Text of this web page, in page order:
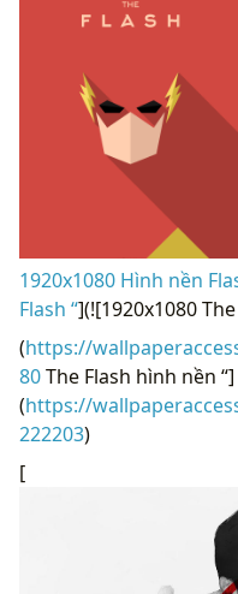
1920x1080 Hình nền
Flash “](![1920x1080
(https://
80The Flash hình nền “]
(https://
222203)
[